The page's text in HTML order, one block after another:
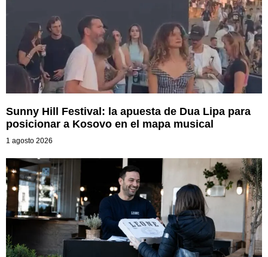
Sunny Hill Festival: la apuesta de Dua Lipa para
posicionar a Kosovo en el mapa musical
1 agosto 2026